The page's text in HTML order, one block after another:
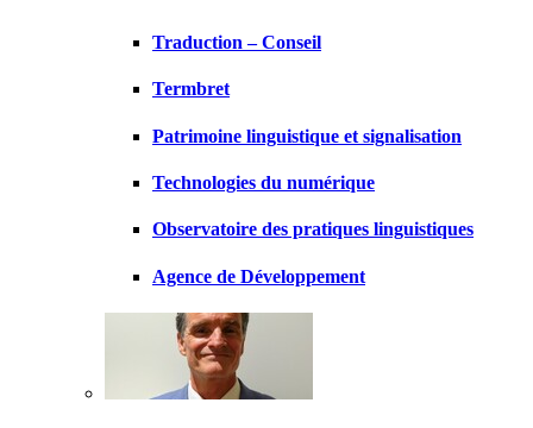
Traduction – Conseil
Termbret
Patrimoine linguistique et signalisation
Technologies du numérique
Observatoire des pratiques linguistiques
Agence de Développement